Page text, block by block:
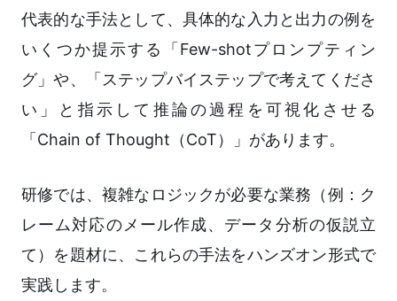
代表的な手法として、具体的な入力と出力の例を
いくつか提示する「Few-shotプロンプティン
グ」や、「ステップバイステップで考えてくださ
い」と指示して推論の過程を可視化させる
「Chain of Thought（CoT）」があります。
研修では、複雑なロジックが必要な業務（例：ク
レーム対応のメール作成、データ分析の仮説立
て）を題材に、これらの手法をハンズオン形式で
実践します。